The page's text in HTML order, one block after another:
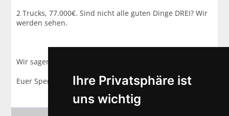
Ihre Privatsphäre ist
uns wichtig
2 Trucks, 77.000€. Sind nicht alle guten Dinge DREI? Wir
werden sehen.
Wir sagen DANKE für Euer Engagement
Euer Spendentruck-Team Sascha, Kai, Mike & Timo